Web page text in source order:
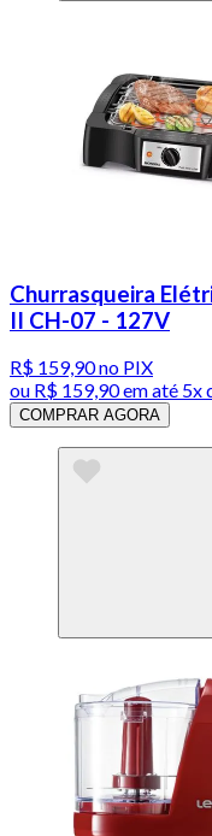
Churrasqueira
II CH-07 - 127V
R$ 159,90no PIX
ou R$ 159,90em até 5x
COMPRAR AGORA